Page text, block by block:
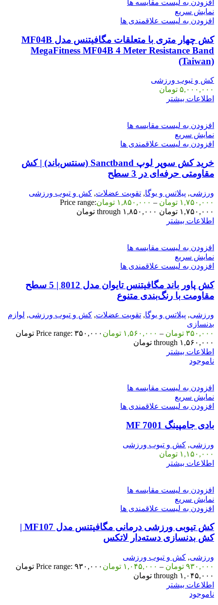
افزودن به لیست مقایسه ها
نمایش سریع
افزودن به لیست علاقمندی ها
کش چهار متری با متعلقات مگافیتنس مدل MF04B
MegaFitness MF04B 4 Meter Resistance Band
(Taiwan)
کش و تیوب ورزشی
۵,۰۰۰,۰۰۰ تومان
اطلاعات بیشتر
افزودن به لیست مقایسه ها
نمایش سریع
افزودن به لیست علاقمندی ها
خرید کش سوپر لوپ Sanctband (سنتس‌باند) | کش
مقاومتی حرفه‌ای در 3 سطح
ورزشی, پیلاتس و یوگا, تقویت عضلات, کش و تیوب ورزشی
۱,۷۵۰,۰۰۰ تومان – ۱,۸۵۰,۰۰۰ تومانPrice range:
۱,۷۵۰,۰۰۰ تومان through ۱,۸۵۰,۰۰۰ تومان
اطلاعات بیشتر
افزودن به لیست مقایسه ها
نمایش سریع
افزودن به لیست علاقمندی ها
کش پاور باند مگافیتنس تایوان مدل 8012 | 5 سطح
مقاومت با رنگ‌بندی متنوع
ورزشی, پیلاتس و یوگا, تقویت عضلات, کش و تیوب ورزشی, لوازم
بدنسازی
۳۵۰,۰۰۰ تومان – ۱,۵۶۰,۰۰۰ تومان
Price range: ۳۵۰,۰۰۰ تومان
through ۱,۵۶۰,۰۰۰ تومان
اطلاعات بیشتر
ناموجود
افزودن به لیست مقایسه ها
نمایش سریع
افزودن به لیست علاقمندی ها
بادی جامپینگ MF 7001
ورزشی, کش و تیوب ورزشی
۱,۱۵۰,۰۰۰ تومان
اطلاعات بیشتر
افزودن به لیست مقایسه ها
نمایش سریع
افزودن به لیست علاقمندی ها
کش تیوبی ورزشی درمانی مگافیتنس مدل MF107 |
کش بدنسازی دسته‌دار لاتکس
ورزشی, کش و تیوب ورزشی
۹۳۰,۰۰۰ تومان – ۱,۰۴۵,۰۰۰ تومان
Price range: ۹۳۰,۰۰۰ تومان
through ۱,۰۴۵,۰۰۰ تومان
اطلاعات بیشتر
ناموجود